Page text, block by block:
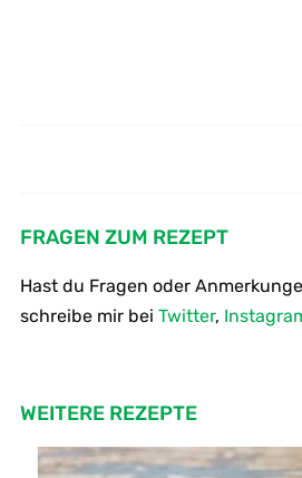
FRAGEN ZUM REZEPT
Hast du Fragen oder
schreibe mir bei Twitter,
WEITERE REZEPTE